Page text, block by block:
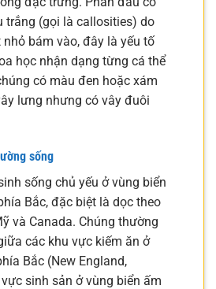
trắng (gọi là callosities) do
bám vào, đây là yếu tố
học nhận dạng từng cá thể
có màu đen hoặc xám
lưng nhưng có vây đuôi
sống
sống chủ yếu ở vùng biển
Bắc, đặc biệt là dọc theo
và Canada. Chúng thường
các khu vực kiếm ăn ở
Bắc (New England,
sinh sản ở vùng biển ấm